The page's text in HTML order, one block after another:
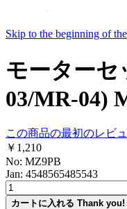
Skip to the beginning of
モーター
03/MR-04)
この商品の最初のレビ
￥1,210
No: MZ9PB
Jan: 4548565485543
カートに入れる Thank you!